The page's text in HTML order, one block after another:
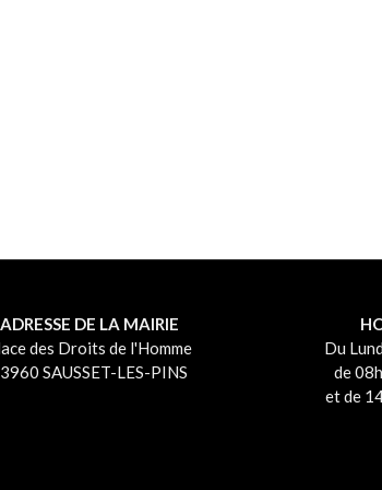
ADRESSE DE LA MAIRIE
des Droits de l'Homme
SAUSSET-LES-PINS
Du
de
et de